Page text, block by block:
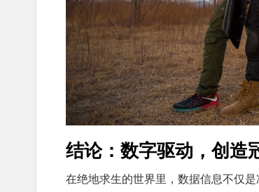
结论：数字驱动，创造
在绝地求生的世界里，数据信息不仅